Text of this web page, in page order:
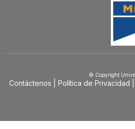
© Copyright
Contáctenos Política de Privacidad